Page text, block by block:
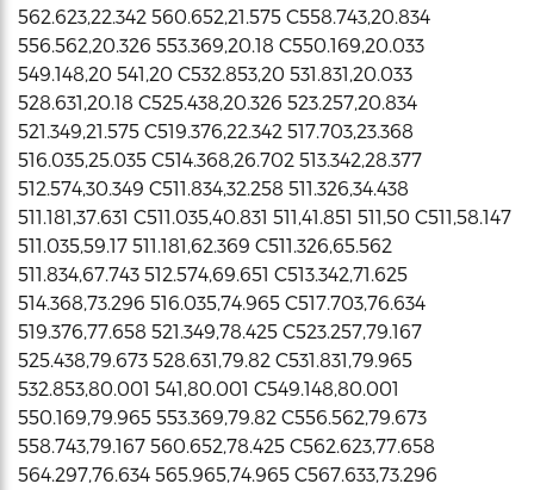
562.623,22.342 560.652,21.575 C558.743,20.834
556.562,20.326 553.369,20.18 C550.169,20.033
549.148,20 541,20 C532.853,20 531.831,20.033
528.631,20.18 C525.438,20.326 523.257,20.834
521.349,21.575 C519.376,22.342 517.703,23.368
516.035,25.035 C514.368,26.702 513.342,28.377
512.574,30.349 C511.834,32.258 511.326,34.438
511.181,37.631 C511.035,40.831 511,41.851 511,50 C511,58.147
511.035,59.17 511.181,62.369 C511.326,65.562
511.834,67.743 512.574,69.651 C513.342,71.625
514.368,73.296 516.035,74.965 C517.703,76.634
519.376,77.658 521.349,78.425 C523.257,79.167
525.438,79.673 528.631,79.82 C531.831,79.965
532.853,80.001 541,80.001 C549.148,80.001
550.169,79.965 553.369,79.82 C556.562,79.673
558.743,79.167 560.652,78.425 C562.623,77.658
564.297,76.634 565.965,74.965 C567.633,73.296